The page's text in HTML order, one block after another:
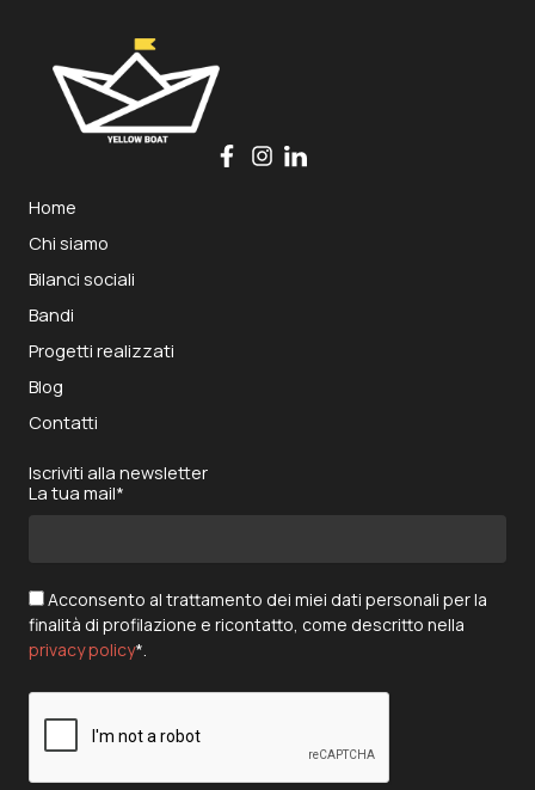
Home
Chi siamo
Bilanci sociali
Bandi
Progetti realizzati
Blog
Contatti
Iscriviti alla newsletter
La tua mail*
Acconsento al trattamento dei miei dati personali per la
finalità di profilazione e ricontatto, come descritto nella
privacy policy*.